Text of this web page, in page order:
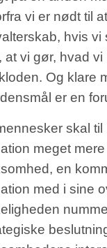
vi er nødt til
hvis
at vi gør, hvad
Og klare
er en
skal
meget
en
med i sine